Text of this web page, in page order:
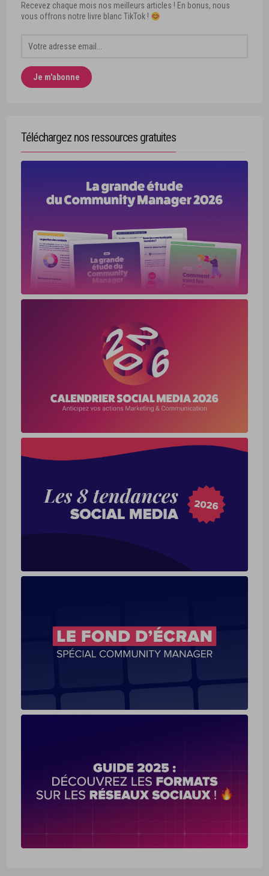
Recevez chaque mois nos meilleurs articles ! En bonus, nous
vous offrons notre livre blanc TikTok !
Téléchargez nos ressources gratuites